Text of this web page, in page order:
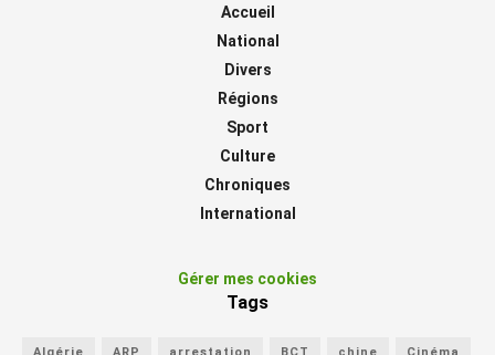
Accueil
National
Divers
Régions
Sport
Culture
Chroniques
International
Gérer mes cookies
Tags
Algérie ARP arrestation BCT chine Cinéma